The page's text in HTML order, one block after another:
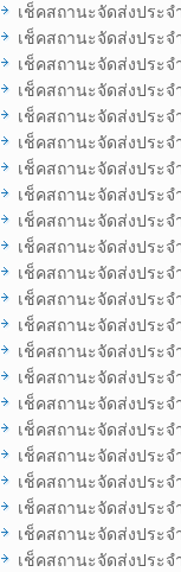
เช็คสถานะจัดส่งประจ
เช็คสถานะจัดส่งประจ
เช็คสถานะจัดส่งประจ
เช็คสถานะจัดส่งประจ
เช็คสถานะจัดส่งประจ
เช็คสถานะจัดส่งประจ
เช็คสถานะจัดส่งประจ
เช็คสถานะจัดส่งประจ
เช็คสถานะจัดส่งประจ
เช็คสถานะจัดส่งประจ
เช็คสถานะจัดส่งประจ
เช็คสถานะจัดส่งประจ
เช็คสถานะจัดส่งประจ
เช็คสถานะจัดส่งประจ
เช็คสถานะจัดส่งประจ
เช็คสถานะจัดส่งประจ
เช็คสถานะจัดส่งประจ
เช็คสถานะจัดส่งประจ
เช็คสถานะจัดส่งประจ
เช็คสถานะจัดส่งประจ
เช็คสถานะจัดส่งประจ
เช็คสถานะจัดส่งประจ